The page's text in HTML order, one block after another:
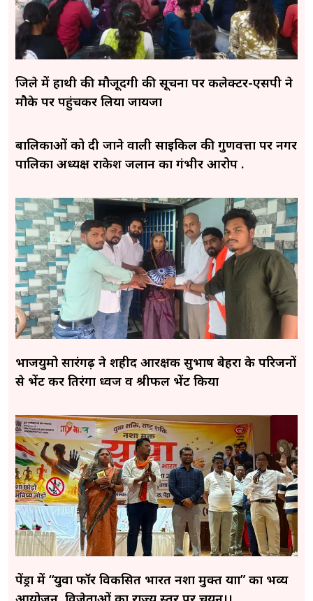
जिले में हाथी की मौजूदगी की सूचना पर कलेक्टर-एसपी ने
मौके पर पहुंचकर लिया जायजा
बालिकाओं को दी जाने वाली साइकिल की गुणवत्ता पर नगर
पालिका अध्यक्ष राकेश जलान का गंभीर आरोप .
भाजयुमो सारंगढ़ ने शहीद आरक्षक सुभाष बेहरा के परिजनों
से भेंट कर तिरंगा ध्वज व श्रीफल भेंट किया
पेंड्रा में “युवा फॉर विकसित भारत नशा मुक्त यात्रा” का भव्य